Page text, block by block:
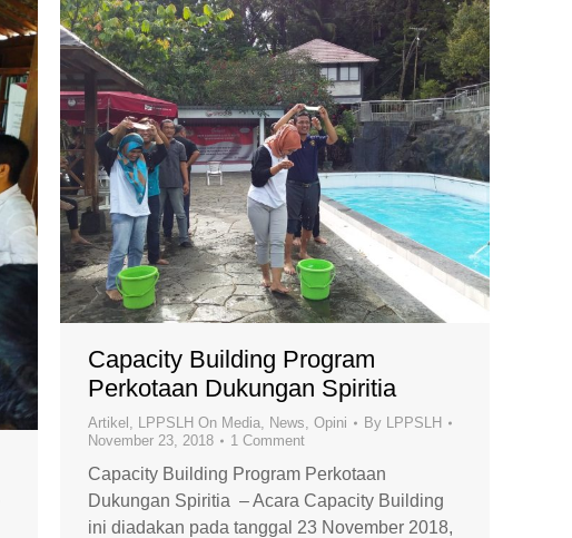
Capacity Building Program
Perkotaan Dukungan Spiritia
Artikel LPPSLH On Media News Opini By LPPSLH
November 23, 2018
1 Comment
Capacity Building Program Perkotaan
Dukungan Spiritia – Acara Capacity Building
ini diadakan pada tanggal 23 November 2018,